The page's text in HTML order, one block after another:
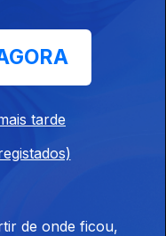
tarde
de onde ficou,